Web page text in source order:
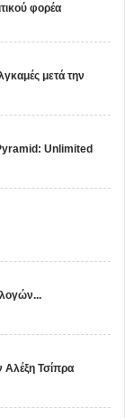
φορέα
μετά την
Unlimited
Τσίπρα